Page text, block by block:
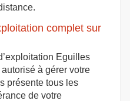
complet sur
Eguilles
à gérer votre
présente tous les
de votre